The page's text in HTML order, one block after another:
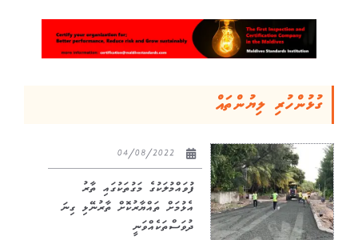
ގުޅުންހުރި ލިޔުންތައް
ފުވައްމުލަކުގެ މަގުތަކުގައި ތާރު
އެޅުމަށް ތައްޔާރުކޮށް ތާރުނޭޅި ގިނަ
ދުވަސްތަކެއްވަނީ